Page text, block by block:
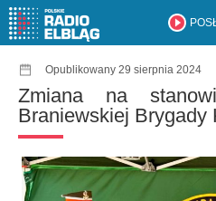
Opublikowany 29 sierpnia 2024
Zmiana na
Braniewskiej Brygady